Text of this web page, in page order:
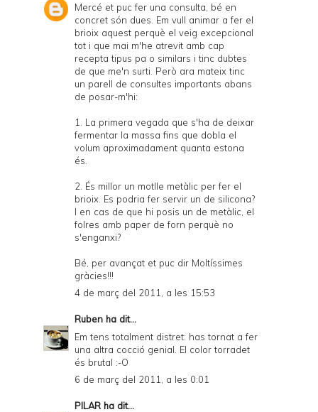
Mercé et puc fer una consulta, bé en
concret són dues. Em vull animar a fer el
brioix aquest perquè el veig excepcional
tot i que mai m'he atrevit amb cap
recepta tipus pa o similars i tinc dubtes
de que me'n surti. Però ara mateix tinc
un parell de consultes importants abans
de posar-m'hi:
1. La primera vegada que s'ha de deixar
fermentar la massa fins que dobla el
volum aproximadament quanta estona
és.
2. És millor un motlle metàlic per fer el
brioix. Es podria fer servir un de silicona?
I en cas de que hi posis un de metàlic, el
folres amb paper de forn perquè no
s'enganxi?
Bé, per avançat et puc dir Moltíssimes
gràcies!!!
4 de març del 2011, a les 15:53
Ruben ha dit...
Em tens totalment distret: has tornat a fer
una altra cocció genial. El color torradet
és brutal :-O
6 de març del 2011, a les 0:01
PILAR ha dit...